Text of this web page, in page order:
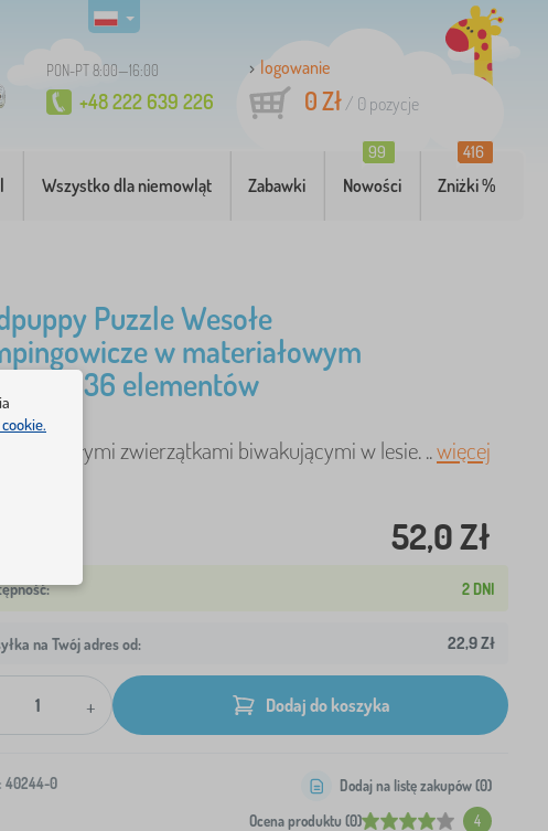
PON-PT 8:00—16:00
+48 222 639 226
logowanie
0 Zł/ 0 pozycje
Wszystko dla niemowląt Zabawki Nowości
99
Zniżki %
416
Puzzle Wesołe
w materiałowym
36 elementów
z wesołymi zwierzątkami biwakującymi w lesie. ..więcej
52,0 Zł
2 DNI
na Twój adres od: 22,9 Zł
+ Dodaj do koszyka
40244-0
Ocena produktu (0) 4
Dodaj na listę zakupów (0)